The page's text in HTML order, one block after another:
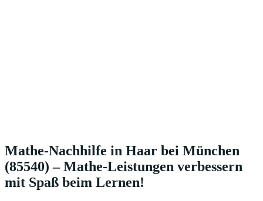
Mathe-Nachhilfe in Haar bei München
(85540) – Mathe-Leistungen verbessern
mit Spaß beim Lernen!